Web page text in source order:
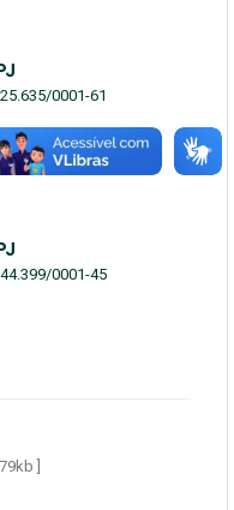
0001-61
0001-45
]